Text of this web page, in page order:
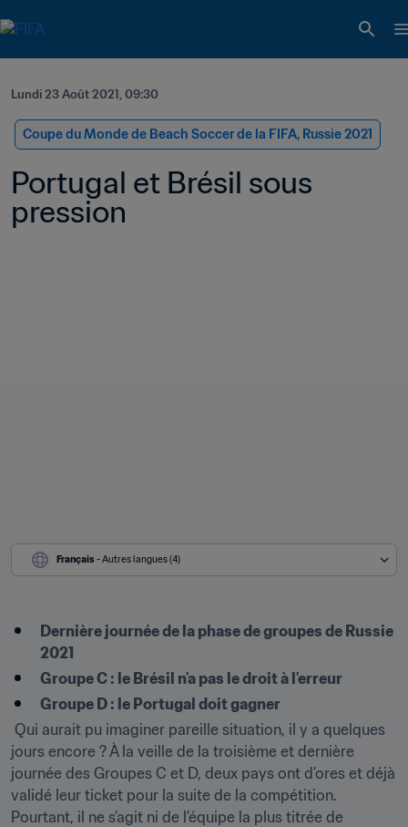
Lundi 23 Août 2021, 09:30
Coupe du Monde de Beach Soccer de la FIFA, Russie 2021
Portugal et Brésil sous
pression
Français - Autres langues (4)
Dernière journée de la phase de groupes de Russie
2021
Groupe C : le Brésil n'a pas le droit à l'erreur
Groupe D : le Portugal doit gagner
jours encore ? À la veille de la troisième et dernière
journée des Groupes C et D, deux pays ont d’ores et déjà
validé leur ticket pour la suite de la compétition.
Pourtant, il ne s’agit ni de l’équipe la plus titrée de